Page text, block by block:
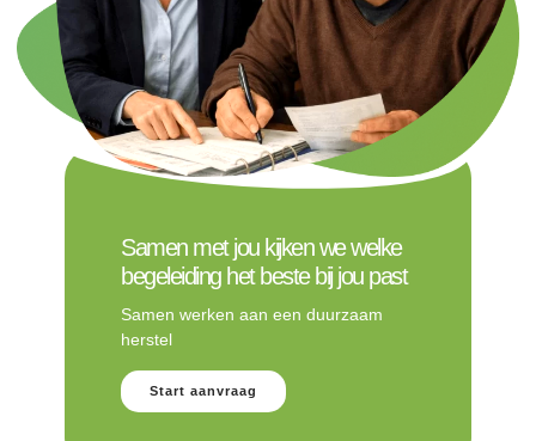
Samen met jou kijken we welke
begeleiding het beste bij jou past
Samen werken aan een duurzaam
herstel
Start aanvraag